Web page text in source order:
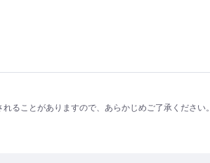
ることがありますので、あらかじめご了承ください。